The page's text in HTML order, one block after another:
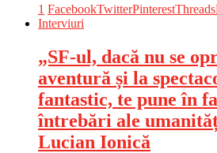
1 FacebookTwitterPinterestThreads
Interviuri
„SF-ul, dacă nu se
aventură și la
fantastic, te pune în
întrebări ale
Lucian Ionică